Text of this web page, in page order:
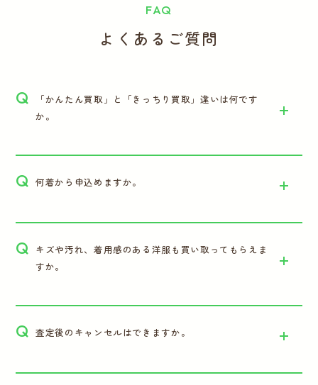
FAQ
よくあるご質問
Q
「かんたん買取」と「きっちり買取」違いは何です
か。
Q 何着から申込めますか。
Q キズや汚れ、着用感のある洋服も買い取ってもらえま
すか。
Q 査定後のキャンセルはできますか。